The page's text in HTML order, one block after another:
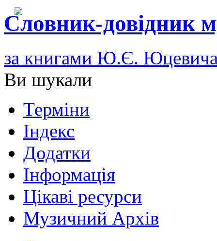
Словник-довідник
за книгами Ю.Є.
Ви шукали
Терміни
Індекс
Додатки
Інформація
Цікаві ресурси
Музичний Архів